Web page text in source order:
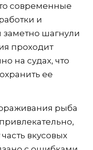
современные
и
заметно шагнули
проходит
на судах, что
ее
рыба
вкусовых